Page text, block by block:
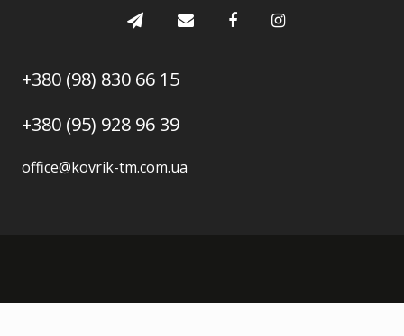
+380 (98) 830 66 15
+380 (95) 928 96 39
office@kovrik-tm.com.ua